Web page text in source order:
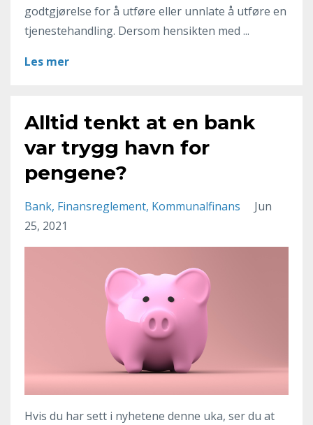
godtgjørelse for å utføre eller unnlate å utføre en
tjenestehandling. Dersom hensikten med ...
Les mer
Alltid tenkt at en bank
var trygg havn for
pengene?
Bank Finansreglement Kommunalfinans
Jun
25, 2021
Hvis du har sett i nyhetene denne uka, ser du at